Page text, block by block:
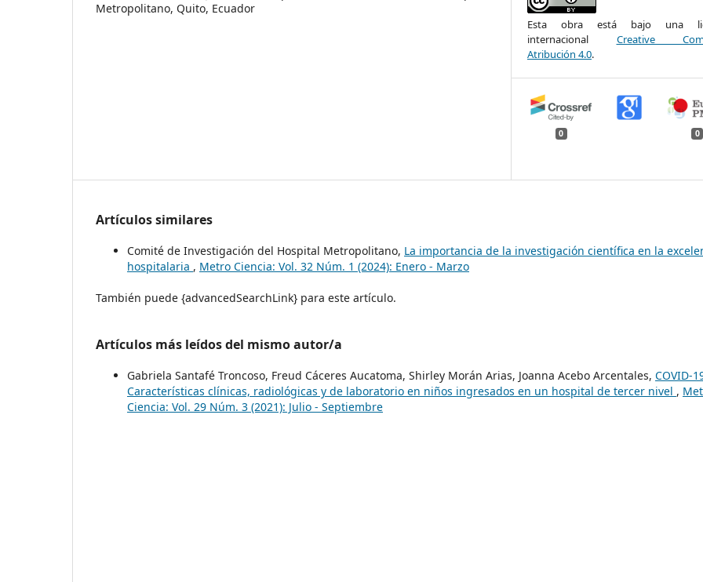
Metropolitano, Quito, Ecuador
Esta obra está bajo una
internacional Creative
Atribución 4.0.
0 0
Artículos similares
Comité de Investigación del Hospital Metropolitano, La importancia de la investigación científica en la
hospitalaria , Metro Ciencia: Vol. 32 Núm. 1 (2024): Enero - Marzo
También puede {advancedSearchLink} para este artículo.
Artículos más leídos del mismo autor/a
Gabriela Santafé Troncoso, Freud Cáceres Aucatoma, Shirley Morán Arias, Joanna Acebo Arcentales, COVID-
Características clínicas, radiológicas y de laboratorio en niños ingresados en un hospital de tercer nivel ,
Ciencia: Vol. 29 Núm. 3 (2021): Julio - Septiembre